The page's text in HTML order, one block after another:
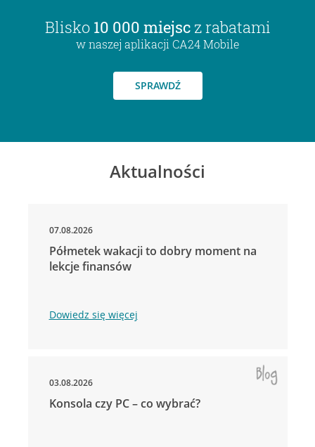
Blisko 10 000 miejsc z rabatami
w naszej aplikacji CA24 Mobile
SPRAWDŹ
Aktualności
07.08.2026
Półmetek wakacji to dobry moment na
lekcje finansów
Dowiedz się więcej
03.08.2026
Konsola czy PC – co wybrać?